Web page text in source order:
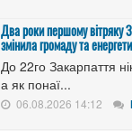
Два роки першому вітряку
змінила громаду та
До 22го Закарпаття
а як понаї...
06.08.2026 14:12